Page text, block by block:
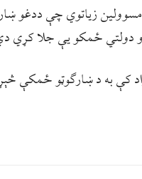
زیاتوي چې ددغو
دولتي ځمکو یې جلا کړي
کې به د ښارګوټو ځمکې